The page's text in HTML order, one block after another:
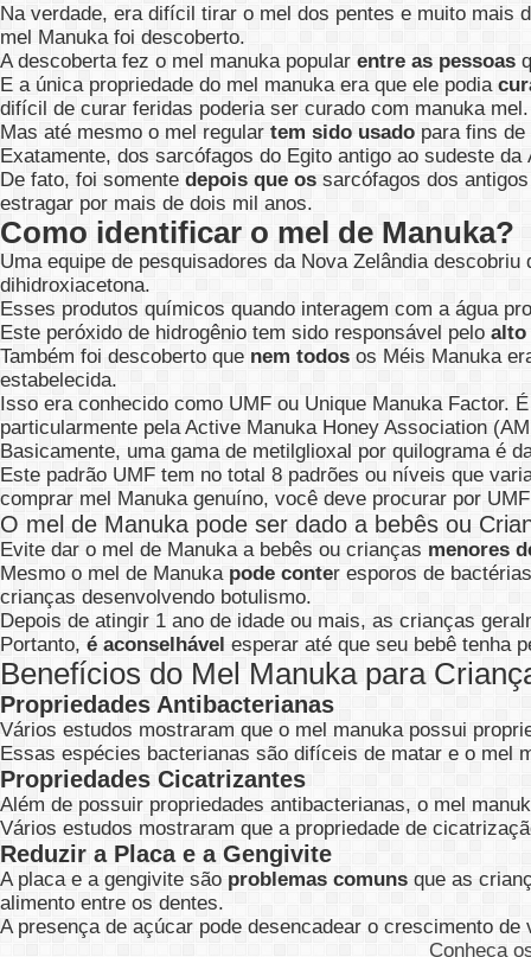
Na verdade, era difícil tirar o mel dos pentes e muito
mel Manuka foi descoberto.
A descoberta fez o mel manuka popular entre as pessoas
E a única propriedade do mel manuka era que ele podia
difícil de curar feridas poderia ser curado com manuka mel.
Mas até mesmo o mel regular tem sido usado para fins
Exatamente, dos sarcófagos do Egito antigo ao sudeste
De fato, foi somente depois que os sarcófagos dos
estragar por mais de dois mil anos.
Como identificar o mel de Manuka?
Uma equipe de pesquisadores da Nova Zelândia
dihidroxiacetona.
Esses produtos químicos quando interagem com a água
Este peróxido de hidrogênio tem sido responsável pelo alto
Também foi descoberto que nem todos os Méis Manuka
estabelecida.
Isso era conhecido como UMF ou Unique Manuka Factor.
particularmente pela Active Manuka Honey Association
Basicamente, uma gama de metilglioxal por quilograma é
Este padrão UMF tem no total 8 padrões ou níveis que
comprar mel Manuka genuíno, você deve procurar por
O mel de Manuka pode ser dado a bebês ou
Evite dar o mel de Manuka a bebês ou crianças menores
Mesmo o mel de Manuka pode conter esporos de
crianças desenvolvendo botulismo.
Depois de atingir 1 ano de idade ou mais, as crianças
Portanto, é aconselhável esperar até que seu bebê tenha
Benefícios do Mel Manuka para
Propriedades Antibacterianas
Vários estudos mostraram que o mel manuka possui
Essas espécies bacterianas são difíceis de matar e o mel
Propriedades Cicatrizantes
Além de possuir propriedades antibacterianas, o mel
Vários estudos mostraram que a propriedade de
Reduzir a Placa e a Gengivite
A placa e a gengivite são problemas comuns que as
alimento entre os dentes.
A presença de açúcar pode desencadear o crescimento
Conheça